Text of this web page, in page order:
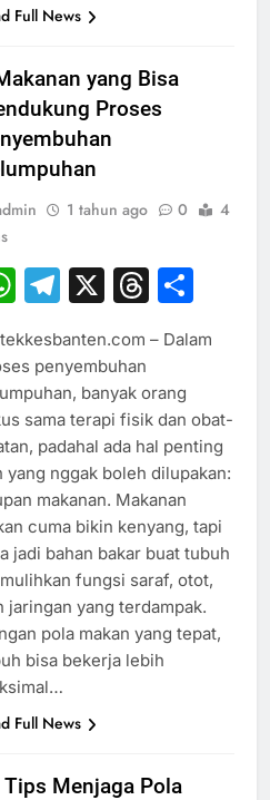
Full News
yang Bisa
Proses
1 tahun ago 0
4
WhatsApp
Telegram
X
– Dalam
penyembuhan
banyak orang
sama terapi fisik dan obat-
padahal ada hal penting
yang nggak boleh dilupakan:
makanan. Makanan
cuma bikin kenyang, tapi
jadi bahan bakar buat tubuh
fungsi saraf, otot,
jaringan yang terdampak.
pola makan yang tepat,
bisa bekerja lebih
Full News
Tips Menjaga Pola